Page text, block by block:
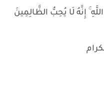
إِنَّهُ لَا يُحِبُّ الظَّالِمِينَ